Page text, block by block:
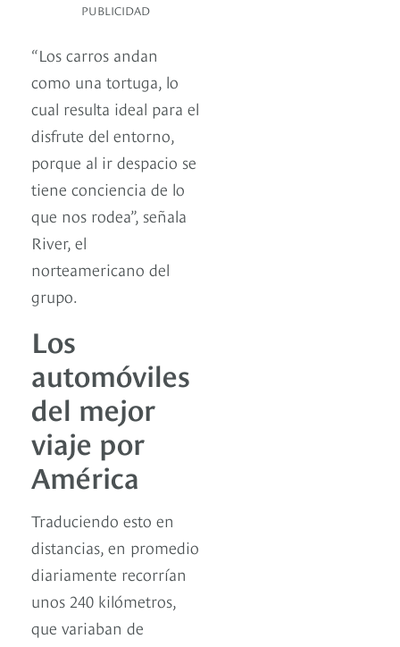
PUBLICIDAD
“Los carros andan
como una tortuga, lo
cual resulta ideal para el
disfrute del entorno,
porque al ir despacio se
tiene conciencia de lo
que nos rodea”, señala
River, el
norteamericano del
grupo.
Los
automóviles
del mejor
viaje por
América
Traduciendo esto en
distancias, en promedio
diariamente recorrían
unos 240 kilómetros,
que variaban de